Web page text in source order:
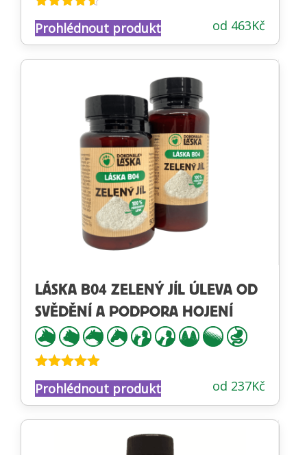
Hodnocení
4.47z 5 od 463Kč
Prohlédnout produkt
LÁSKA B04 ZELENÝ JÍL ÚLEVA OD
SVĚDĚNÍ A PODPORA HOJENÍ
Hodnocení
4.83z 5 od 237Kč
Prohlédnout produkt